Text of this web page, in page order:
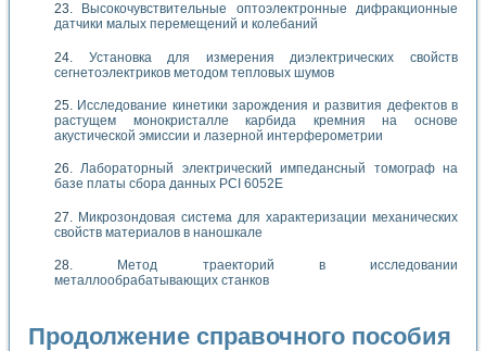
Высокочувствительные оптоэлектронные дифракционные
датчики малых перемещений и колебаний
Установка для измерения диэлектрических свойств
сегнетоэлектриков методом тепловых шумов
Исследование кинетики зарождения и развития дефектов в
растущем монокристалле карбида кремния на основе
акустической эмиссии и лазерной интерферометрии
Лабораторный электрический импедансный томограф на
базе платы сбора данных PCI 6052E
Микрозондовая система для характеризации механических
свойств материалов в наношкале
Метод траекторий в исследовании
металлообрабатывающих станков
Продолжение справочного пособия